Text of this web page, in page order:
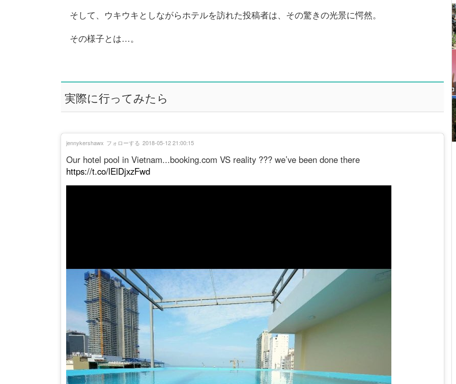
そして、ウキウキとしながらホテルを訪れた投稿者は、その驚きの光景に愕然。
その様子とは…。
実際に行ってみたら
Our hotel pool in Vietnam...booking.com VS reality ??? we’ve been done there
https://t.co/lElDjxzFwd
jennykershawx フォローする 2018-05-12 21:00:15